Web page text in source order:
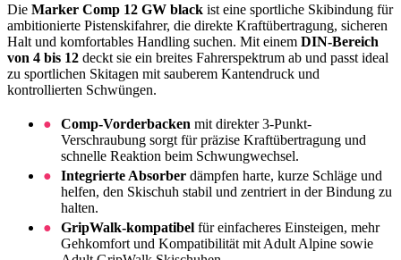
Die Marker Comp 12 GW black ist eine sportliche Skibindung für
ambitionierte Pistenskifahrer, die direkte Kraftübertragung, sicheren
Halt und komfortables Handling suchen. Mit einem DIN-Bereich
von 4 bis 12 deckt sie ein breites Fahrerspektrum ab und passt ideal
zu sportlichen Skitagen mit sauberem Kantendruck und
kontrollierten Schwüngen.
Comp-Vorderbacken mit direkter 3-Punkt-
Verschraubung sorgt für präzise Kraftübertragung und
schnelle Reaktion beim Schwungwechsel.
Integrierte Absorber dämpfen harte, kurze Schläge und
helfen, den Skischuh stabil und zentriert in der Bindung zu
halten.
GripWalk-kompatibel für einfacheres Einsteigen, mehr
Gehkomfort und Kompatibilität mit Adult Alpine sowie